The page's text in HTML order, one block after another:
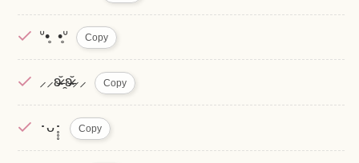
ᐡ•̥ •̥ᐡ Copy
⸝⸝ʚ̴̶̷̆ ̯ʚ̴̶̷̆⸝⸝ Copy
･ᴗ･̥̥̥ Copy